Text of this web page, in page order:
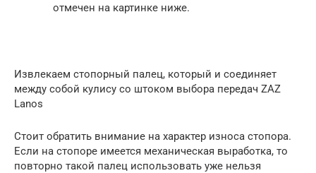
отмечен на картинке ниже.
Извлекаем стопорный палец, который и соединяет
между собой кулису со штоком выбора передач ZAZ
Lanos
Стоит обратить внимание на характер износа стопора.
Если на стопоре имеется механическая выработка, то
повторно такой палец использовать уже нельзя